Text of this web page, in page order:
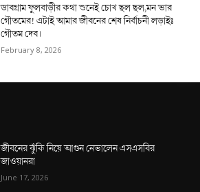
ডাবগ্রাম ফুলবাড়ীর কথা শুনেই চোখ ছল ছল,মন ভার
গৌতমের! এটাই আমার জীবনের শেষ নির্বাচনী লড়াইঃ
গৌতম দেব।
February 8, 2026
জীবনের ঝুঁকি নিয়ে আগুন নেভালেন এসএসবির
জাওয়ানরা
June 17, 2026